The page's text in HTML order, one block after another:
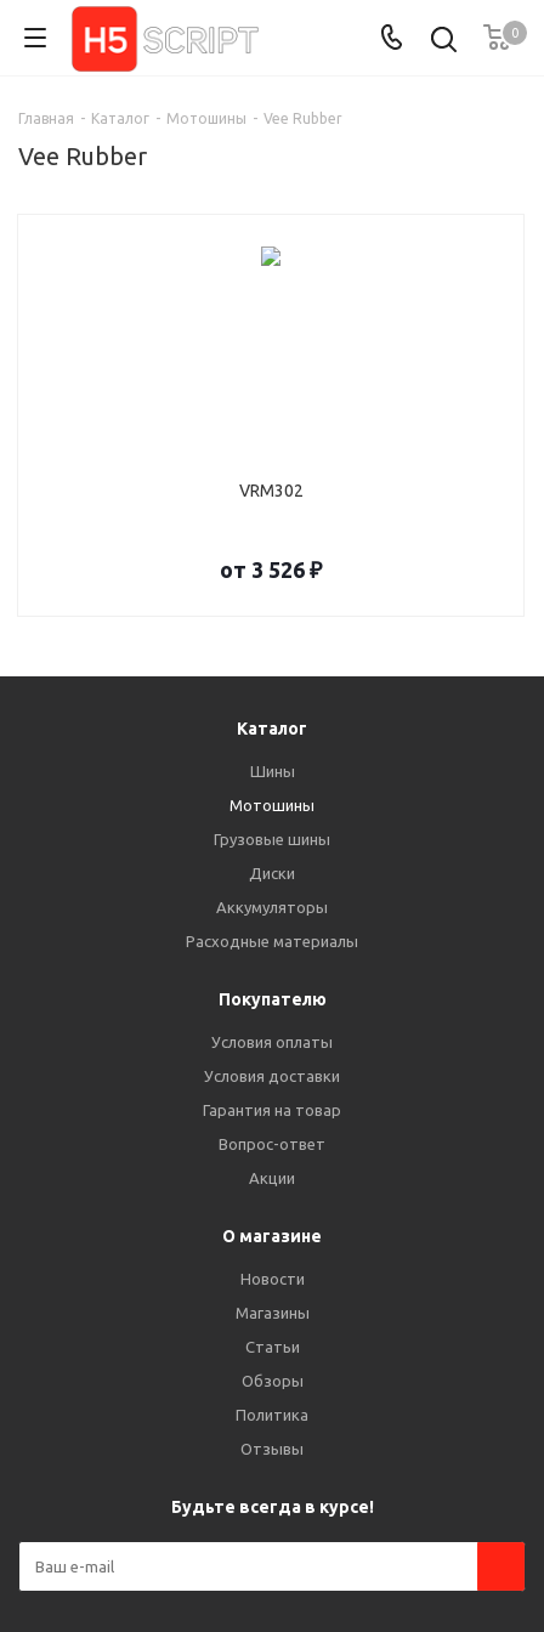
0
Главная - Каталог - Мотошины - Vee Rubber
Vee Rubber
VRM302
от 3 526 ₽
Каталог
Шины
Мотошины
Грузовые шины
Диски
Аккумуляторы
Расходные материалы
Покупателю
Условия оплаты
Условия доставки
Гарантия на товар
Вопрос-ответ
Акции
О магазине
Новости
Магазины
Статьи
Обзоры
Политика
Отзывы
Будьте всегда в курсе!